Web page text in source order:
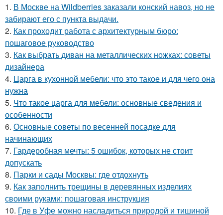
1. В Москве на Wildberries заказали конский навоз, но не
забирают его с пункта выдачи.
2. Как проходит работа с архитектурным бюро:
пошаговое руководство
3. Как выбрать диван на металлических ножках: советы
дизайнера
4. Царга в кухонной мебели: что это такое и для чего она
нужна
5. Что такое царга для мебели: основные сведения и
особенности
6. Основные советы по весенней посадке для
начинающих
7. Гардеробная мечты: 5 ошибок, которых не стоит
допускать
8. Парки и сады Москвы: где отдохнуть
9. Как заполнить трещины в деревянных изделиях
своими руками: пошаговая инструкция
10. Где в Уфе можно насладиться природой и тишиной